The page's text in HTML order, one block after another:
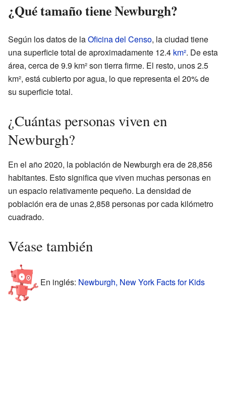
¿Qué tamaño tiene Newburgh?
Según los datos de laOficina del Censo, la ciudad tiene
una superficie total de aproximadamente 12.4 km². De esta
área, cerca de 9.9 km² son tierra firme. El resto, unos 2.5
km², está cubierto por agua, lo que representa el 20% de
su superficie total.
¿Cuántas personas viven en
Newburgh?
En el año 2020, la población de Newburgh era de 28,856
habitantes. Esto significa que viven muchas personas en
un espacio relativamente pequeño. La densidad de
población era de unas 2,858 personas por cada kilómetro
cuadrado.
Véase también
En inglés: Newburgh, New York Facts for Kids